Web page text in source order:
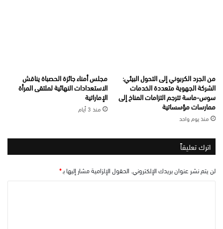
من الجرد الكربوني إلى التحول البيئي:
الشركة الجهوية متعددة الخدمات
سوس-ماسة تترجم التزامات المناخ إلى
ممارسات مؤسساتية
منذ يوم واحد
مجلس أمناء جائزة الحصباة يناقش
الاستعدادات النهائية لملتقى المرأة
الإماراتية
منذ 3 أيام
اترك تعليقاً
لن يتم نشر عنوان بريدك الإلكتروني. الحقول الإلزامية مشار إليها بـ*